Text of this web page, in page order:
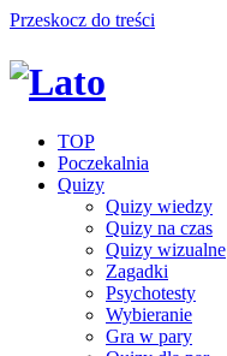
Przeskocz do treści
TOP
Poczekalnia
Quizy
Quizy wiedzy
Quizy na czas
Quizy wizualne
Zagadki
Psychotesty
Wybieranie
Gra w pary